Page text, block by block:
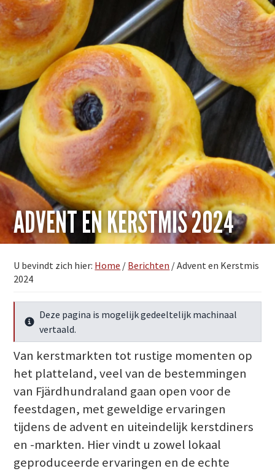
ADVENT EN KERSTMIS 2024
U bevindt zich hier: Home / Berichten /Advent en Kerstmis
2024
Meer info
Deze pagina is mogelijk gedeeltelijk machinaal
vertaald.
Van kerstmarkten tot rustige momenten op
het platteland, veel van de bestemmingen
van Fjärdhundraland gaan open voor de
feestdagen, met geweldige ervaringen
tijdens de advent en uiteindelijk kerstdiners
en -markten. Hier vindt u zowel lokaal
geproduceerde ervaringen en de echte